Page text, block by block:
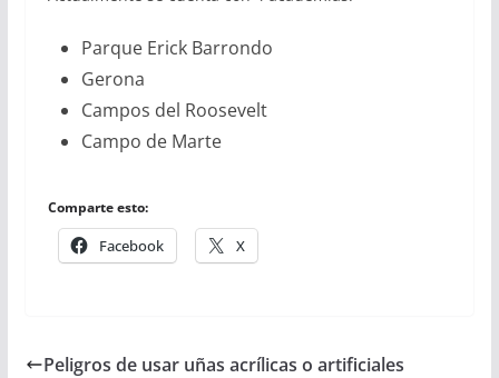
Parque Erick Barrondo
Gerona
Campos del Roosevelt
Campo de Marte
Comparte esto:
Facebook X
Peligros de usar uñas acrílicas o artificiales